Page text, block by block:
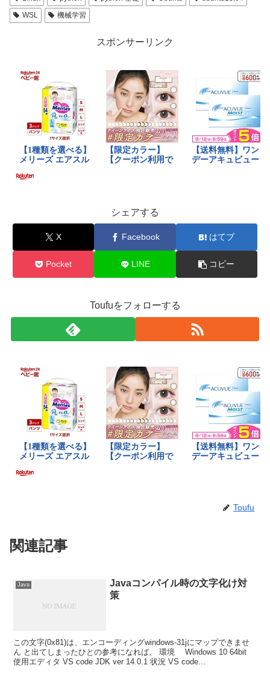
WSL
機械学習
スポンサーリンク
シェアする
X Facebook はてブ
Pocket LINE コピー
Toufuをフォローする
Toufu
関連記事
Java
Javaコンパイル時の文字化け対
策
この文字(0x81)は、エンコーディングwindows-31jにマップできませ
ん と出てしまったひとの参考になれば。 環境 Windows 10 64bit
使用エディタ VS code JDK ver 14.0.1 状況 VS code...